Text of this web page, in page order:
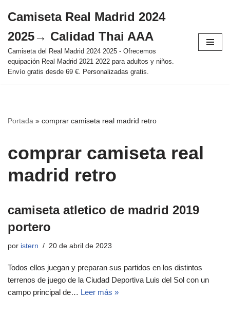
al
contenido
Camiseta Real Madrid 2024
2025→ Calidad Thai AAA
Camiseta del Real Madrid 2024 2025 - Ofrecemos
equipación Real Madrid 2021 2022 para adultos y niños.
Envío gratis desde 69 €. Personalizadas gratis.
Portada » comprar camiseta real madrid retro
comprar camiseta real
madrid retro
camiseta atletico de madrid 2019
portero
por istern 20 de abril de 2023
Todos ellos juegan y preparan sus partidos en los distintos
terrenos de juego de la Ciudad Deportiva Luis del Sol con un
campo principal de… Leer más »